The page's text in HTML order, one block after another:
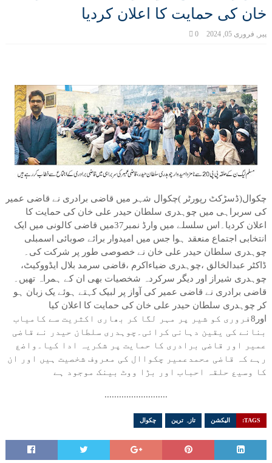
خان کی حمایت کا اعلان کردیا
پیر, فروری 05, 2024 0
چکوال(ڈسڑکٹ رپورٹر )چکوال شہر میں قاضی برادری نے قاضی عمیر
کی سربراہی میں چوہدری سلطان حیدر علی خان کی حمایت کا
اعلان کردیا۔اس سلسلے میں وارڈ نمبر37میں قاضی کالونی میں ایک
انتخابی اجتماع منعقد ہوا جس میں امیدوار برائے صوبائی اسمبلی
چوہدری سلطان حیدر علی خان نے خصوصی طور پر شرکت کی۔
ڈاکٹر عبدالخالق ،چوہدری ضیاءاکرم ،قاضی سرمد بلال ایڈووکیٹ،
چوہدری شیراز اور دیگر سرکردہ شخصیات بھی ان کے ہمراہ تھیں۔
قاضی برادری نے قاضی عمیر کی آواز پر لبیک کہتے ہوئے یک زبان ہو
کر چوہدری سلطان حیدر علی خان کی حمایت کا اعلان کیا
اور8فروری کو شیر پر مہر لگا کر بھاری اکثریت سے کامیاب
بنانے کی یقین دہانی کرائی۔چوہدری سلطان حیدر نے قاضی
عمیر اور قاضی برادری کا حمایت پر شکریہ ادا کیا۔واضع
رہے کہ قاضی محمدعمیر چکواال کی معروف شخصیت ہیں اور ان
کا وسیع حلقہ احباب اور بڑا ووٹ بینک موجود ہے
..........................
TAGS: الیکشن تازہ ترین چکوال